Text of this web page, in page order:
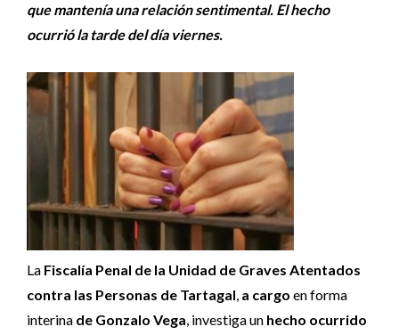
que mantenía una relación sentimental. El hecho
ocurrió la tarde del día viernes.
La Fiscalía Penal de la Unidad de Graves Atentados
contra las Personas de Tartagal, a cargo en forma
interina de Gonzalo Vega, investiga un hecho ocurrido